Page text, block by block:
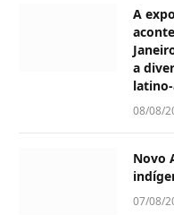
A
a
08/08/
Novo
07/08/